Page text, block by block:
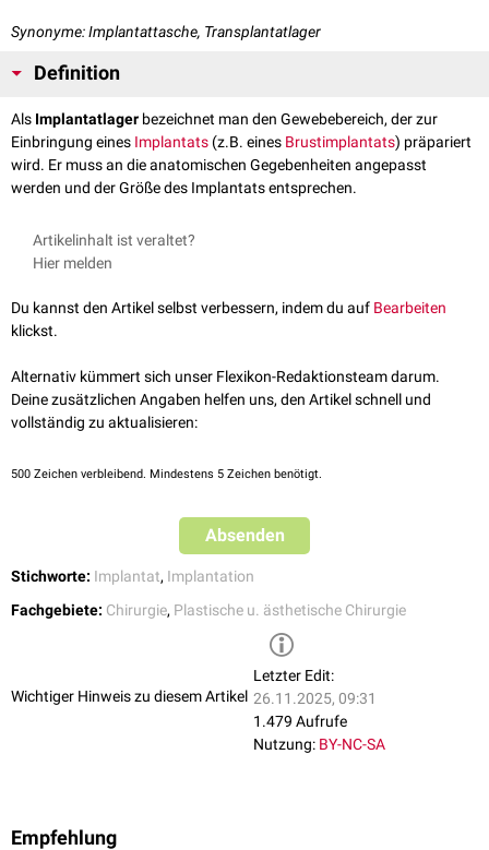
Synonyme: Implantattasche, Transplantatlager
Definition
Als Implantatlager bezeichnet man den Gewebebereich, der zur
Einbringung eines Implantats (z.B. eines Brustimplantats) präpariert
wird. Er muss an die anatomischen Gegebenheiten angepasst
werden und der Größe des Implantats entsprechen.
Artikelinhalt ist veraltet?
Hier melden
Du kannst den Artikel selbst verbessern, indem du auf Bearbeiten
klickst.
Alternativ kümmert sich unser Flexikon-Redaktionsteam darum.
Deine zusätzlichen Angaben helfen uns, den Artikel schnell und
vollständig zu aktualisieren:
500 Zeichen verbleibend. Mindestens 5 Zeichen benötigt.
Absenden
Stichworte: Implantat, Implantation
Fachgebiete: Chirurgie, Plastische u. ästhetische Chirurgie
Wichtiger Hinweis zu diesem Artikel
Letzter Edit:
26.11.2025, 09:31
1.479 Aufrufe
Nutzung: BY-NC-SA
Empfehlung